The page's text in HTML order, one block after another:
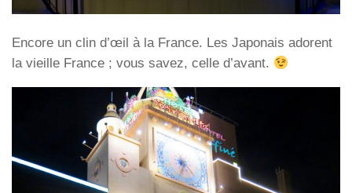
Encore un clin d’œil à la France. Les Japonais adorent
la vieille France ; vous savez, celle d’avant.